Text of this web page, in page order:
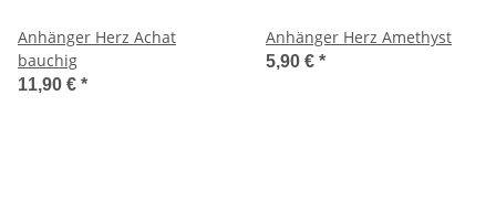
Anhänger Herz Achat
bauchig
11,90 € *
Anhänger Herz Amethyst
5,90 € *